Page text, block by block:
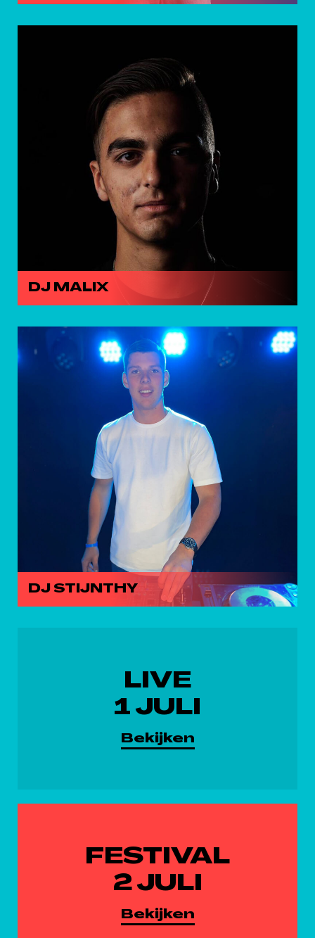
DJ MALIX
DJ STIJNTHY
LIVE
1 JULI
Bekijken
FESTIVAL
2 JULI
Bekijken